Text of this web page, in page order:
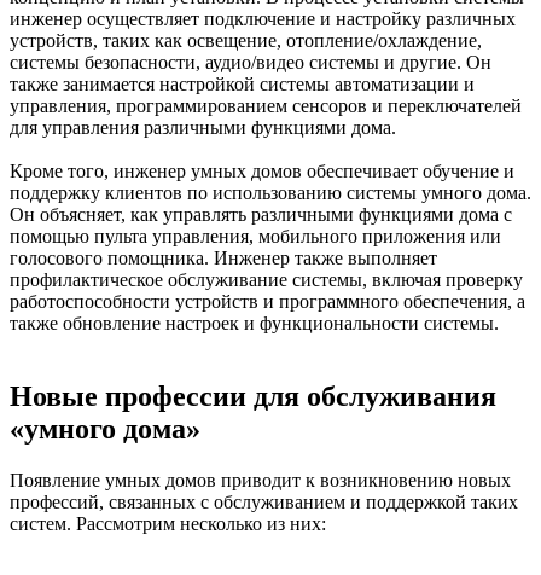
инженер осуществляет подключение и настройку различных
устройств, таких как освещение, отопление/охлаждение,
системы безопасности, аудио/видео системы и другие. Он
также занимается настройкой системы автоматизации и
управления, программированием сенсоров и переключателей
для управления различными функциями дома.
Кроме того, инженер умных домов обеспечивает обучение и
поддержку клиентов по использованию системы умного дома.
Он объясняет, как управлять различными функциями дома с
помощью пульта управления, мобильного приложения или
голосового помощника. Инженер также выполняет
профилактическое обслуживание системы, включая проверку
работоспособности устройств и программного обеспечения, а
также обновление настроек и функциональности системы.
Новые профессии для обслуживания
«умного дома»
Появление умных домов приводит к возникновению новых
профессий, связанных с обслуживанием и поддержкой таких
систем. Рассмотрим несколько из них: